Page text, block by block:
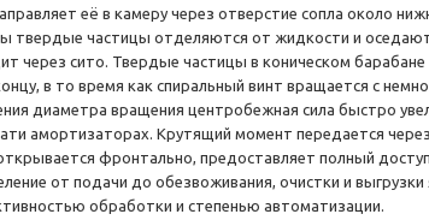
её в камеру через отверстие сопла около
твердые частицы отделяются от жидкости и
через сито. Твердые частицы в коническом
в то время как спиральный винт вращается с
диаметра вращения центробежная сила быстро
амортизаторах. Крутящий момент передается
фронтально, предоставляет полный
от подачи до обезвоживания, очистки и
обработки и степенью автоматизации.